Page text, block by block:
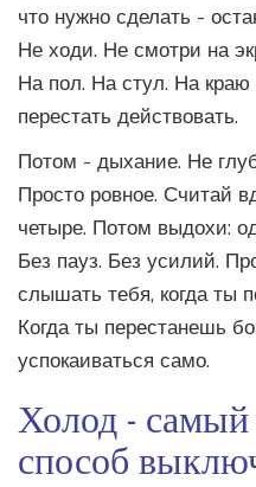
что нужно сделать -
Не ходи. Не смотри на
На пол. На стул. На краю
перестать действовать.
Потом - дыхание. Не
Просто ровное. Считай
четыре. Потом выдохи:
Без пауз. Без усилий.
слышать тебя, когда ты
Когда ты перестанешь
успокаиваться само.
Холод -
способ